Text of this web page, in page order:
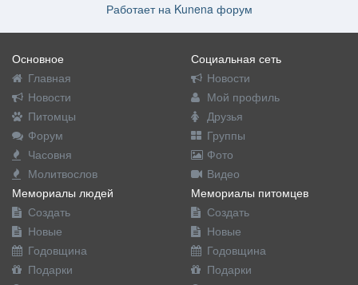
Работает на Kunena форум
Основное
Главная
Новости
Питомцы
Форум
Часовня
Молитвослов
Социальная сеть
Новости
Мой профиль
Друзья
Группы
Фото
Видео
Мемориалы людей
Создать
Новые
Годовщина
Подарки
Мемориалы питомцев
Создать
Новые
Годовщина
Подарки